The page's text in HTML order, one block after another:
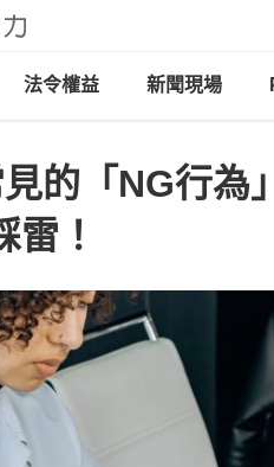
法令權益 新聞現場
的「NG行為
雷！